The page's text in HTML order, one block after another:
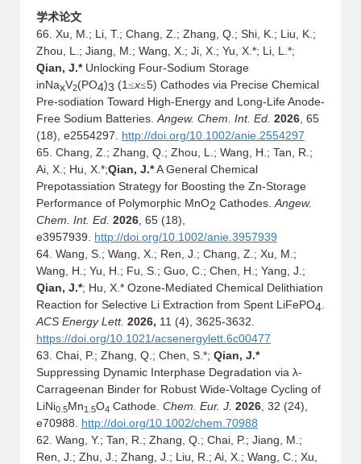
学术论文
66. Xu, M.; Li, T.; Chang, Z.; Zhang, Q.; Shi, K.; Liu, K.;
Zhou, L.; Jiang, M.; Wang, X.; Ji, X.; Yu, X.*; Li, L.*;
Qian, J.*Unlocking Four-Sodium Storage
inNaxV2(PO4)3 (1≤x≤5) Cathodes via Precise Chemical
Pre-sodiation Toward High-Energy and Long-Life Anode-
Free Sodium Batteries.Angew. Chem. Int. Ed. 2026, 65
(18), e2554297. http://doi.org/10.1002/anie.2554297
65. Chang, Z.; Zhang, Q.; Zhou, L.; Wang, H.; Tan, R.;
Ai, X.; Hu, X.*;Qian, J.*A General Chemical
Prepotassiation Strategy for Boosting the Zn-Storage
Performance of Polymorphic MnO2 Cathodes.Angew.
Chem. Int. Ed. 2026, 65 (18),
e3957939. http://doi.org/10.1002/anie.3957939
64. Wang, S.; Wang, X.; Ren, J.; Chang, Z.; Xu, M.;
Wang, H.; Yu, H.; Fu, S.; Guo, C.; Chen, H.; Yang, J.;
Qian, J.*; Hu, X.* Ozone-Mediated Chemical Delithiation
Reaction for Selective Li Extraction from Spent LiFePO4.
ACS Energy Lett. 2026, 11 (4), 3625-3632.
https://doi.org/10.1021/acsenergylett.6c00477
63. Chai, P.; Zhang, Q.; Chen, S.*; Qian, J.*
Suppressing Dynamic Interphase Degradation via λ-
Carrageenan Binder for Robust Wide-Voltage Cycling of
LiNi0.5Mn1.5O4 Cathode. Chem. Eur. J. 2026, 32 (24),
e70988. http://doi.org/10.1002/chem.70988
62. Wang, Y.; Tan, R.; Zhang, Q.; Chai, P.; Jiang, M.;
Ren, J.; Zhu, J.; Zhang, J.; Liu, R.; Ai, X.; Wang, C.; Xu,